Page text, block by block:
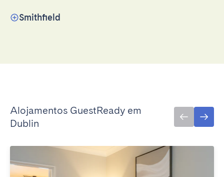
Smithfield
Alojamentos GuestReady em
Dublin